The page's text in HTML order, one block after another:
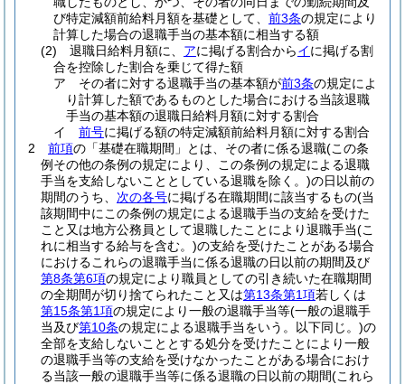
び特定減額前給料月額を基礎として、 前3条の規定により
計算した場合の退職手当の基本額に相当する額
(2)
退職日給料月額に、 アに掲げる割合からイに掲げる割
合を控除した割合を乗じて得た額
ア
その者に対する退職手当の基本額が前3条の規定によ
り計算した額であるものとした場合における当該退職
手当の基本額の退職日給料月額に対する割合
イ
前号に掲げる額の特定減額前給料月額に対する割合
2
前項の「基礎在職期間」とは、その者に係る退職(この条
例その他の条例の規定により、この条例の規定による退職
手当を支給しないこととしている退職を除く。)の日以前の
期間のうち、 次の各号に掲げる在職期間に該当するもの(当
該期間中にこの条例の規定による退職手当の支給を受けた
こと又は地方公務員として退職したことにより退職手当(こ
れに相当する給与を含む。)の支給を受けたことがある場合
におけるこれらの退職手当に係る退職の日以前の期間及び
第8条第6項の規定により職員としての引き続いた在職期間
の全期間が切り捨てられたこと又は第13条第1項若しくは
第15条第1項の規定により一般の退職手当等(一般の退職手
当及び第10条の規定による退職手当をいう。以下同じ。)の
全部を支給しないこととする処分を受けたことにより一般
の退職手当等の支給を受けなかったことがある場合におけ
る当該一般の退職手当等に係る退職の日以前の期間(これら